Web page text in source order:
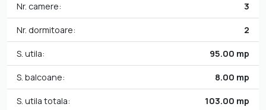
Nr. camere: 3
Nr. dormitoare: 2
S. utila: 95.00 mp
S. balcoane: 8.00 mp
S. utila totala: 103.00 mp